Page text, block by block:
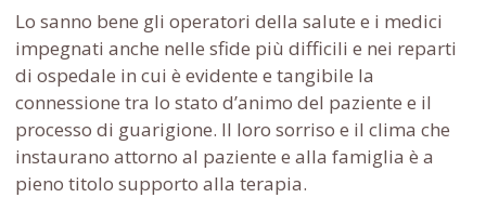
Lo sanno bene gli operatori della salute e i medici
impegnati anche nelle sfide più difficili e nei reparti
di ospedale in cui è evidente e tangibile la
connessione tra lo stato d’animo del paziente e il
processo di guarigione. Il loro sorriso e il clima che
instaurano attorno al paziente e alla famiglia è a
pieno titolo supporto alla terapia.